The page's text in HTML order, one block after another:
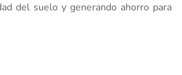
del suelo y generando ahorro para